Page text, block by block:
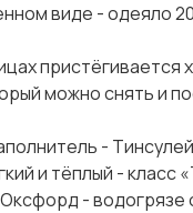
виде - одеяло
пристёгивается
можно снять и
-
и тёплый - класс
-